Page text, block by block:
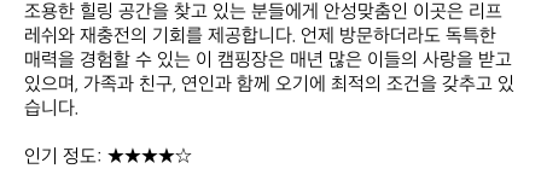
조용한 힐링 공간을 찾고 있는 분들에게 안성맞춤인 이곳은 리프
레쉬와 재충전의 기회를 제공합니다. 언제 방문하더라도 독특한
매력을 경험할 수 있는 이 캠핑장은 매년 많은 이들의 사랑을 받고
있으며, 가족과 친구, 연인과 함께 오기에 최적의 조건을 갖추고 있
습니다.
인기 정도: ★★★★☆